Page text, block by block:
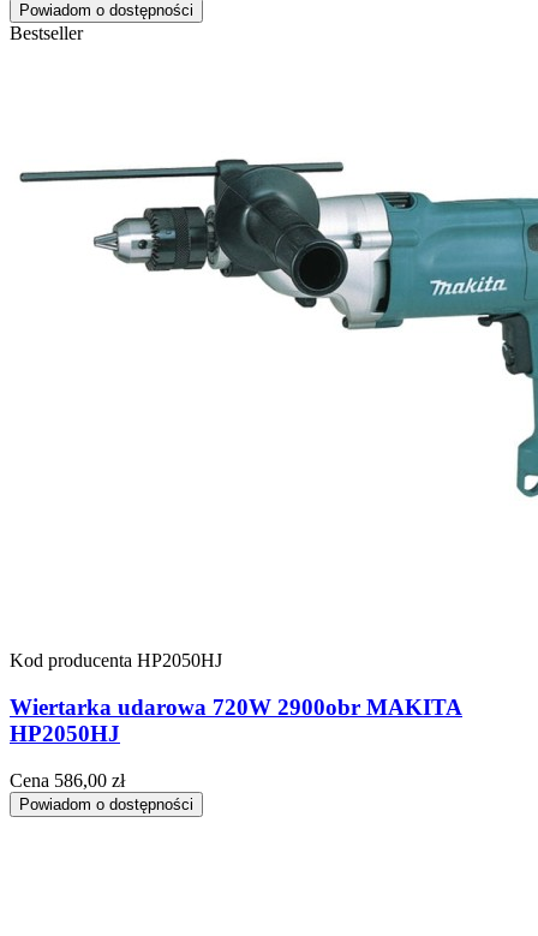
Powiadom o dostępności
Bestseller
Kod producenta HP2050HJ
Wiertarka udarowa 720W 2900obr MAKITA
HP2050HJ
Cena 586,00 zł
Powiadom o dostępności